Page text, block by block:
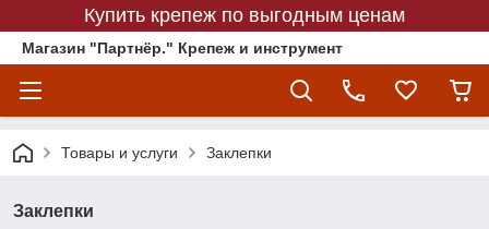
Купить крепеж по выгодным ценам
Магазин "Партнёр." Крепеж и инструмент
Товары и услуги Заклепки
Заклепки